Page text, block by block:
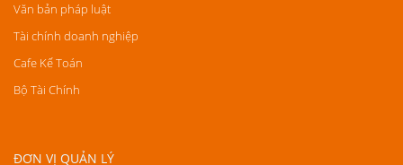
Văn bản pháp luật
Tài chính doanh nghiệp
Cafe Kế Toán
Bộ Tài Chính
ĐƠN VỊ QUẢN LÝ